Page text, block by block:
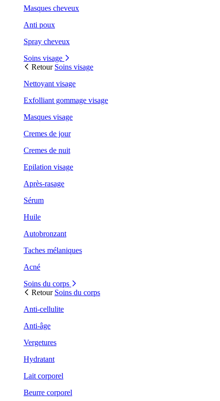
Masques cheveux
Anti poux
Spray cheveux
Soins visage
Retour Soins visage
Nettoyant visage
Exfolliant gommage visage
Masques visage
Cremes de jour
Cremes de nuit
Epilation visage
Après-rasage
Sérum
Huile
Autobronzant
Taches mélaniques
Acné
Soins du corps
Retour Soins du corps
Anti-cellulite
Anti-âge
Vergetures
Hydratant
Lait corporel
Beurre corporel